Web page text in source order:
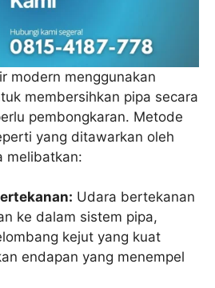
modern menggunakan
membersihkan pipa secara
pembongkaran. Metode
yang ditawarkan oleh
melibatkan:
Udara bertekanan
ke dalam sistem pipa,
kejut yang kuat
endapan yang menempel